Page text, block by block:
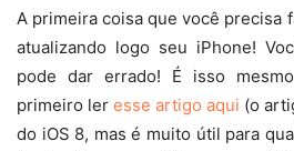
A primeira coisa que você precisa
atualizando logo seu iPhone!
pode dar errado! É isso
primeiro ler esse artigo aqui (o
do iOS 8, mas é muito útil para